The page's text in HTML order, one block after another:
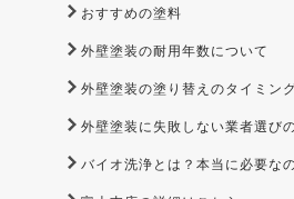
おすすめの塗料
外壁塗装の耐用年数について
外壁塗装の塗り替えのタイミン
外壁塗装に失敗しない業者選び
バイオ洗浄とは？本当に必要な